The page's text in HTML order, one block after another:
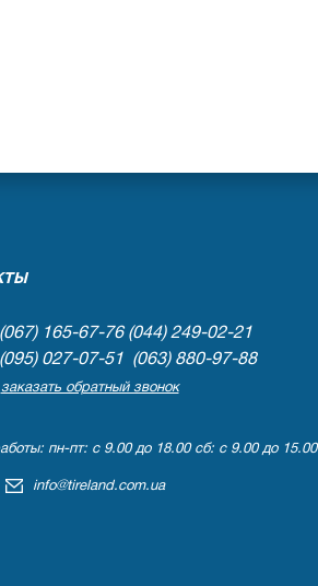
(067) 165-67-76(044) 249-02-21
(095) 027-07-51 (063) 880-97-88
заказать обратный звонок
пн-пт: с 9.00 до 18.00 сб: с 9.00 до 15.00
info@tireland.com.ua